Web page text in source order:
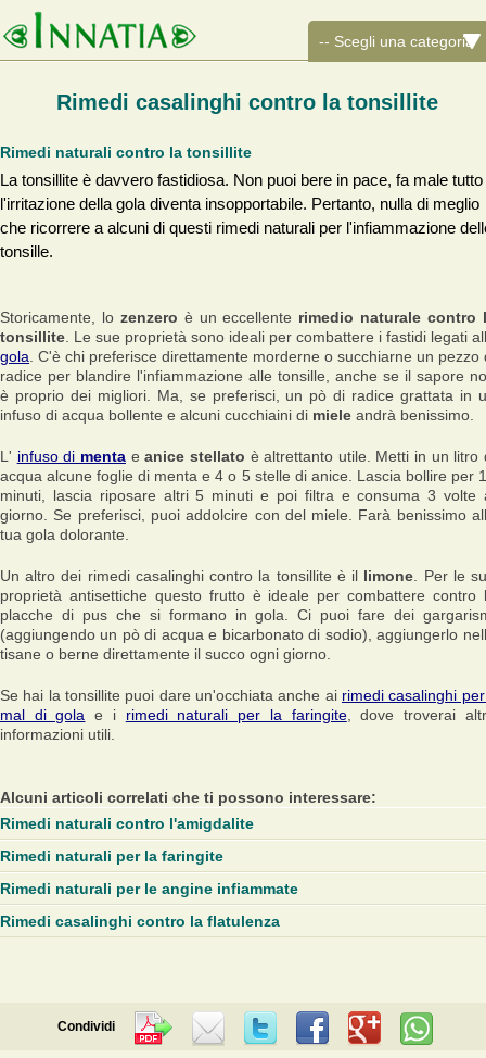
Rimedi casalinghi contro la tonsillite
Rimedi naturali contro la tonsillite
La tonsillite è davvero fastidiosa. Non puoi bere in pace, fa male tutto
l'irritazione della gola diventa insopportabile. Pertanto, nulla di meglio
che ricorrere a alcuni di questi rimedi naturali per l'infiammazione
tonsille.
Storicamente, lo zenzero è un eccellente rimedio naturale contro
tonsillite . Le sue proprietà sono ideali per combattere i fastidi legati
gola . C'è chi preferisce direttamente morderne o succhiarne un pezzo
radice per blandire l'infiammazione alle tonsille, anche se il sapore
è proprio dei migliori. Ma, se preferisci, un pò di radice grattata in
infuso di acqua bollente e alcuni cucchiaini di miele andrà benissimo.
L' infuso di mentaeanice stellato è altrettanto utile. Metti in un litro
acqua alcune foglie di menta e 4 o 5 stelle di anice. Lascia bollire per
minuti, lascia riposare altri 5 minuti e poi filtra e consuma 3 volte
giorno. Se preferisci, puoi addolcire con del miele. Farà benissimo
tua gola dolorante.
Un altro dei rimedi casalinghi contro la tonsillite è il limone . Per le
proprietà antisettiche questo frutto è ideale per combattere contro
placche di pus che si formano in gola. Ci puoi fare dei
(aggiungendo un pò di acqua e bicarbonato di sodio), aggiungerlo
tisane o berne direttamente il succo ogni giorno.
Se hai la tonsillite puoi dare un'occhiata anche ai rimedi casalinghi
mal di gola e i rimedi naturali per la faringite, dove troverai
informazioni utili.
Alcuni articoli correlati che ti possono interessare:
Rimedi naturali contro l'amigdalite
Rimedi naturali per la faringite
Rimedi naturali per le angine infiammate
Rimedi casalinghi contro la flatulenza
Condividi